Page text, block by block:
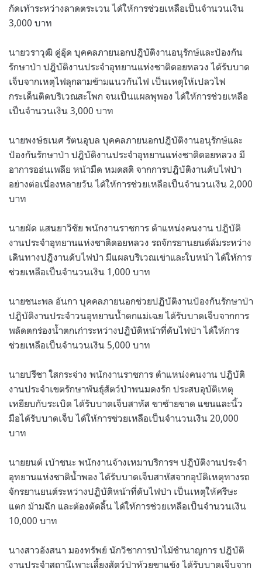
กัดเท้าระหว่างลาดตระเวน ได้ให้การช่วยเหลือเป็นจำนวนเงิน
3,000 บาท
นายวราวุฒิ ดู่อุ๊ด บุคคลภายนอกปฎิบัติงานอนุรักษ์และป้องกัน
รักษาป่า ปฎิบัติงานประจำอุทยานแห่งชาติดอยหลวง ได้รับบาด
เจ็บจากเหตุไฟลุกลามข้ามแนวกันไฟ เป็นเหตุให้เปลวไฟ
กระเด็นติดบริเวณสะโพก จนเป็นแผลพุพอง ได้ให้การช่วยเหลือ
เป็นจำนวนเงิน 3,000 บาท
นายพงษ์ธเนศ รัตนอุบล บุคคลภายนอกปฎิบัติงานอนุรักษ์และ
ป้องกันรักษาป่า ปฎิบัติงานประจำอุทยานแห่งชาติดอยหลวง มี
อาการออ่นเพลีย หน้ามืด หมดสติ จากการปฎิบัติงานดับไฟป่า
อย่างต่อเนื่องหลายวัน ได้ให้การช่วยเหลือเป็นจำนวนเงิน 2,000
บาท
นายผัด แสนยาวิชัย พนักงานราชการ ตำแหน่งคนงาน ปฎิบัติ
งานประจำอุทยานแห่งชาติดอยหลวง รถจักรยานยนต์ล้มระหว่าง
เดินทางปฎิงานดับไฟป่า มีแผลบริเวณเข่าและใบหน้า ได้ให้การ
ช่วยเหลือเป็นจำนวนเงิน 1,000 บาท
นายชนะพล อ้นกา บุคคลภายนอกช่วยปฏิบัติงานป้องกันรักษาป่า
ปฎิบัติงานประจำวนอุทยานน้ำตกแม่เฉย ได้รับบาดเจ็บจากการ
พลัดตกร่องน้ำตกเก่าระหว่างปฏิบัติหน้าที่ดับไฟป่า ได้ให้การ
ช่วยเหลือเป็นจำนวนเงิน 5,000 บาท
นายปรีชา ใสกระจ่าง พนักงานราชการ ตำแหน่งคนงาน ปฎิบัติ
งานประจำเขตรักษาพันธุ์สัตว์ป่าพนมดงรัก ประสบอุบัติเหตุ
เหยียบกับระเบิด ได้รับบาดเจ็บสาหัส ขาซ้ายขาด แขนและนิ้ว
มือได้รับบาดเจ็บ ได้ให้การช่วยเหลือเป็นจำนวนเงิน 20,000
บาท
นายยนต์ เบ้าชนะ พนักงานจ้างเหมาบริการฯ ปฎิบัติงานประจำ
อุทยานแห่งชาติน้ำพอง ได้รับบาดเจ็บสาหัสจากอุบัติเหตุทางรถ
จักรยานยนต์ระหว่างปฏิบัติหน้าที่ดับไฟป่า เป็นเหตุให้ศรีษะ
แตก ม้ามฉีก และต้องตัดลิ้น ได้ให้การช่วยเหลือเป็นจำนวนเงิน
10,000 บาท
นางสาวอังสนา มองทรัพย์ นักวิชาการป่าไม้ชำนาญการ ปฎิบัติ
งานประจำสถานีเพาะเลี้ยงสัตว์ป่าห้วยขาแข้ง ได้รับบาดเจ็บจาก